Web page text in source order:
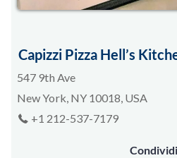
Capizzi Pizza Hell’s
547 9th Ave
New York, NY 10018, USA
+1 212-537-7179